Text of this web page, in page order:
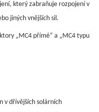
který zabraňuje rozpojení v
jiných vnějších sil.
„MC4 přímé“ a „MC4 typu
v dřívějších solárních